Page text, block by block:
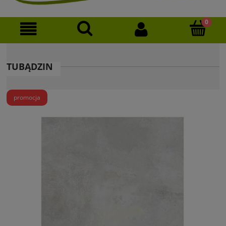
TUBĄDZIN
promocja